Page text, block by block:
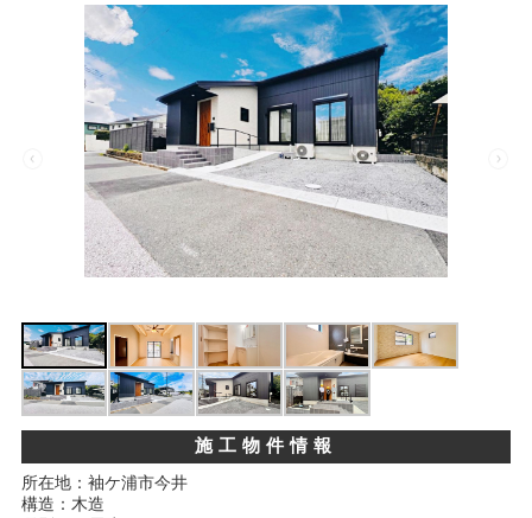
施工物件情報
所在地：袖ケ浦市今井
構造：木造